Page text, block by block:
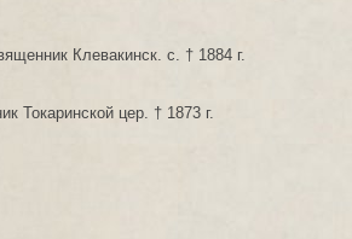
Клевакинск. с. † 1884 г.
Токаринской цер. † 1873 г.